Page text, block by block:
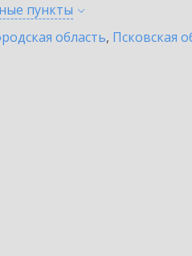
пункты
область, Псковская